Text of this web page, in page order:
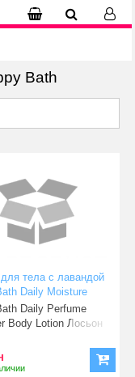
Bath
тела с лавандой
Daily Moisture
450 мл
Daily Perfume
Body Lotion Лосьон